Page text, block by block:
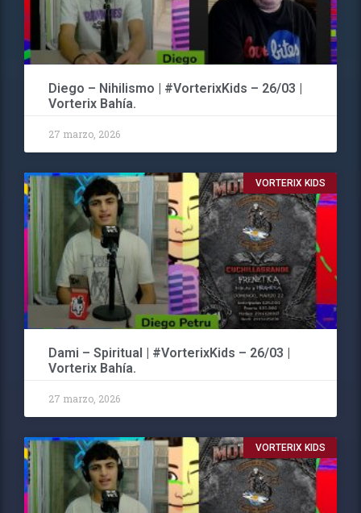
Diego – Nihilismo | #VorterixKids – 26/03 |
Vorterix Bahía.
27 marzo, 2026
VORTERIX KIDS
Dami – Spiritual | #VorterixKids – 26/03 |
Vorterix Bahía.
27 marzo, 2026
VORTERIX KIDS